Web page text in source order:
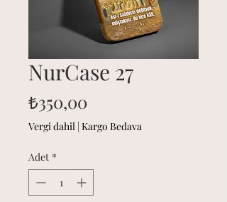
NurCase 27
₺350,00
Vergi dahil Kargo Bedava
Adet *